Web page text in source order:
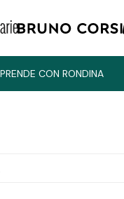
CON RONDINA